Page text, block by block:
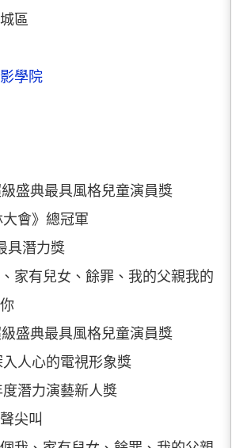
區
學院
盛典最具風格兒童演員獎
會》總冠軍
具潛力獎
家有兒女、餘罪、我的父親我的
盛典最具風格兒童演員獎
人心的電視形象獎
潛力演藝新人獎
尖叫